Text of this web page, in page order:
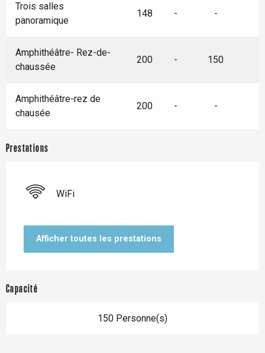
Trois salles
panoramique
148 - -
Amphithéâtre- Rez-de-
chaussée
200 - 150
Amphithéâtre-rez de
chausée
200 - -
Prestations
WiFi
Afficher toutes les prestations
Capacité
150 Personne(s)